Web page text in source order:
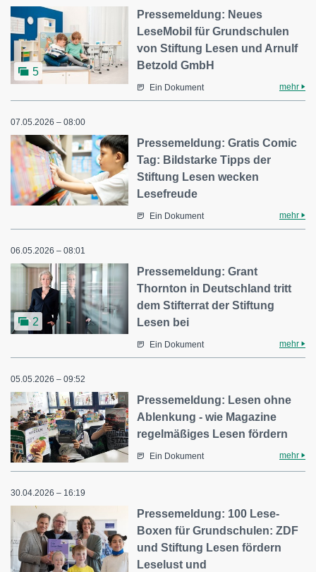
5
Pressemeldung: Neues
LeseMobil für Grundschulen
von Stiftung Lesen und Arnulf
Betzold GmbH
Ein Dokument mehr
07.05.2026 – 08:00
Pressemeldung: Gratis Comic
Tag: Bildstarke Tipps der
Stiftung Lesen wecken
Lesefreude
Ein Dokument mehr
06.05.2026 – 08:01
2
Pressemeldung: Grant
Thornton in Deutschland tritt
dem Stifterrat der Stiftung
Lesen bei
Ein Dokument mehr
05.05.2026 – 09:52
Pressemeldung: Lesen ohne
Ablenkung - wie Magazine
regelmäßiges Lesen fördern
Ein Dokument mehr
30.04.2026 – 16:19
Pressemeldung: 100 Lese-
Boxen für Grundschulen: ZDF
und Stiftung Lesen fördern
Leselust und